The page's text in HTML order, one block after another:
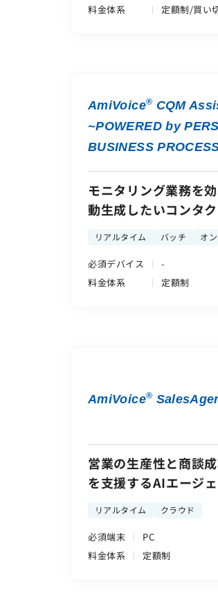
料金体系
定額制/買い
AmiVoice® CQM
~POWERED by
BUSINESS
モニタリング業務を
動生成したいコンタ
リアルタイム バッチ オ
必須デバイス
-
料金体系
定額制
AmiVoice®
営業の生産性と商談
を支援するAIエージ
リアルタイム クラウド
必須端末
PC
料金体系
定額制